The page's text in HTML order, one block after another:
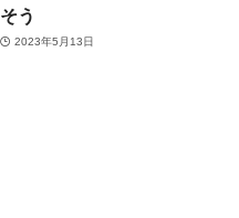
そう
2023年5月13日